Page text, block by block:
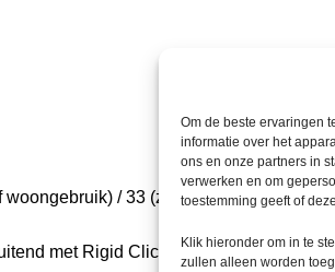
Om de beste ervaringen
informatie over het
ons en onze partners in
verwerken en om
toestemming geeft of
Klik hieronder om in te
zullen alleen worden
woongebruik) / 33 (zwaar commercieel
met Rigid Click PVC Ondervloer)